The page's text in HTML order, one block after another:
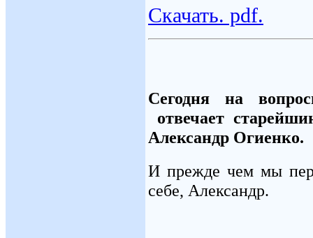
Скачать. pdf.
Сегодня на
отвечает
Александр Огиенко.
И прежде чем мы
себе, Александр.